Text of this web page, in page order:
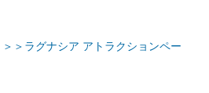
＞＞ラグナシア アトラクションペー